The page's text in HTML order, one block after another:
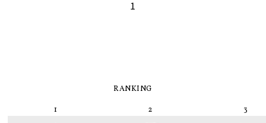
1
RANKING